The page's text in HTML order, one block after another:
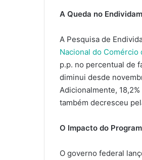
A Queda no
A Pesquisa de
Nacional do
p.p. no percentual de
diminui desde
Adicionalmente,
também decresceu
O Impacto do
O governo federal